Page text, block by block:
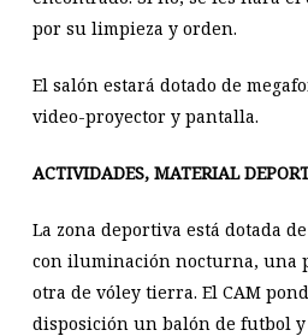
por su limpieza y orden.
El salón estará dotado de
video-proyector y pantalla.
ACTIVIDADES, MATERIAL
La zona deportiva está dotada
con iluminación nocturna, una
otra de vóley tierra. El CAM
disposición un balón de futbol y